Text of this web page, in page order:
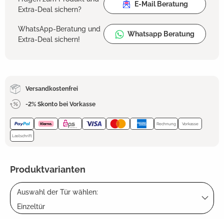
Extra-Deal sichern?
E-Mail Beratung
WhatsApp-Beratung und
Extra-Deal sichern!
Whatsapp Beratung
Versandkostenfrei
-2% Skonto bei Vorkasse
Rechnung Vorkasse
Lastschrift
Produktvarianten
Auswahl der Tür wählen:
Einzeltür